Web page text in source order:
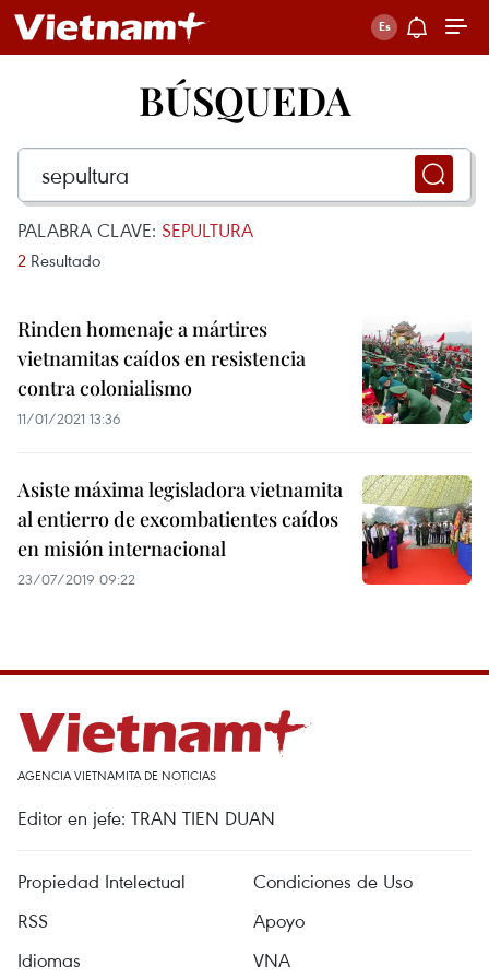
BÚSQUEDA
PALABRA CLAVE: SEPULTURA
2 Resultado
Rinden homenaje a mártires
vietnamitas caídos en resistencia
contra colonialismo
11/01/2021 13:36
Asiste máxima legisladora vietnamita
al entierro de excombatientes caídos
en misión internacional
23/07/2019 09:22
AGENCIA VIETNAMITA DE NOTICIAS
Editor en jefe: TRAN TIEN DUAN
Propiedad Intelectual
Condiciones de Uso
RSS
Apoyo
Idiomas
VNA